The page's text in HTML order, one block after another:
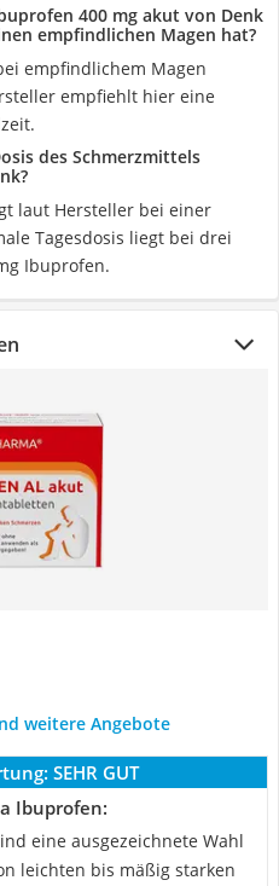
400 mg akut von Denk
empfindlichen Magen hat?
empfindlichem Magen
empfiehlt hier eine
des Schmerzmittels
laut Hersteller bei einer
Tagesdosis liegt bei drei
Ibuprofen.
weitere Angebote
SEHR GUT
Ibuprofen:
eine ausgezeichnete Wahl
leichten bis mäßig starken